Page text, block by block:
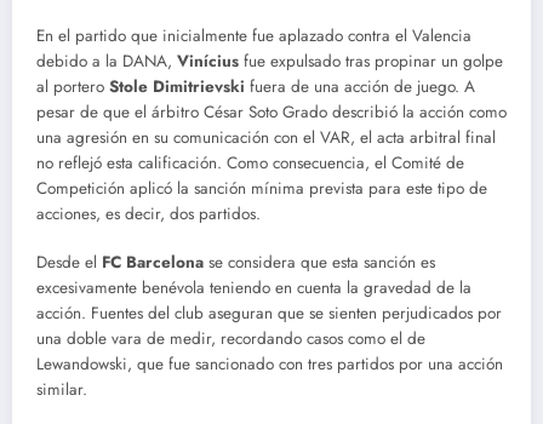
En el partido que inicialmente fue aplazado contra el Valencia
debido a la DANA, Vinícius fue expulsado tras propinar un golpe
al portero Stole Dimitrievski fuera de una acción de juego. A
pesar de que el árbitro César Soto Grado describió la acción como
una agresión en su comunicación con el VAR, el acta arbitral final
no reflejó esta calificación. Como consecuencia, el Comité de
Competición aplicó la sanción mínima prevista para este tipo de
acciones, es decir, dos partidos.
Desde el FC Barcelona se considera que esta sanción es
excesivamente benévola teniendo en cuenta la gravedad de la
acción. Fuentes del club aseguran que se sienten perjudicados por
una doble vara de medir, recordando casos como el de
Lewandowski, que fue sancionado con tres partidos por una acción
similar.